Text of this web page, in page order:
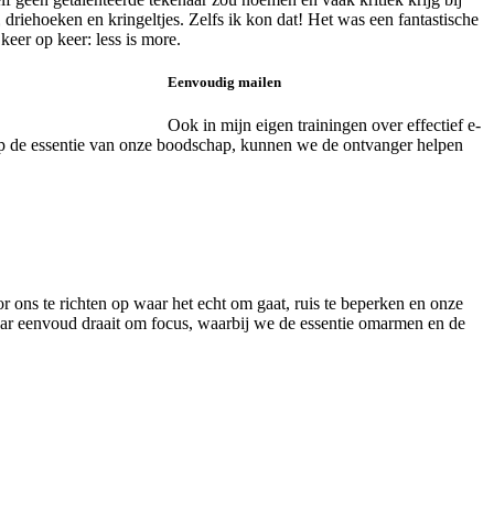
en kringeltjes. Zelfs ik kon dat! Het was een fantastische
op keer: less is more.
Eenvoudig mailen
Ook in mijn eigen trainingen over effectief e-
essentie van onze boodschap, kunnen we de ontvanger helpen
te richten op waar het echt om gaat, ruis te beperken en onze
eenvoud draait om focus, waarbij we de essentie omarmen en de